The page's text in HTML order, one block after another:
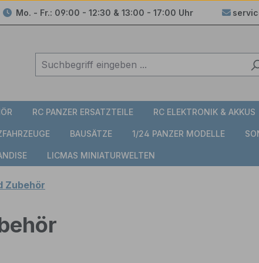
Mo. - Fr.: 09:00 - 12:30 & 13:00 - 17:00 Uhr
RC PANZER ERSATZTEILE RC ELEKTRONIK & AKKUS
BAUSÄTZE 1/24 PANZER MODELLE
LICMAS MINIATURWELTEN
Zubehör